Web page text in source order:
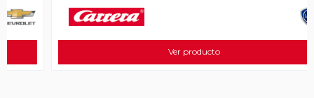
Ver producto